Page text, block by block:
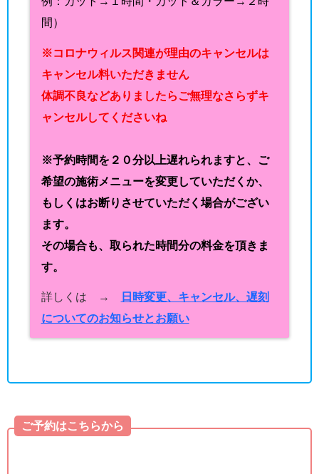
間）
※コロナウィルス関連が理由のキャンセルは
キャンセル料いただきません
体調不良などありましたらご無理なさらずキ
ャンセルしてくださいね
※予約時間を２０分以上遅れられますと、ご
希望の施術メニューを変更していただくか、
もしくはお断りさせていただく場合がござい
ます。
その場合も、取られた時間分の料金を頂きま
す。
詳しくは →
日時変更、キャンセル、遅刻
についてのお知らせとお願い
ご予約はこちらから